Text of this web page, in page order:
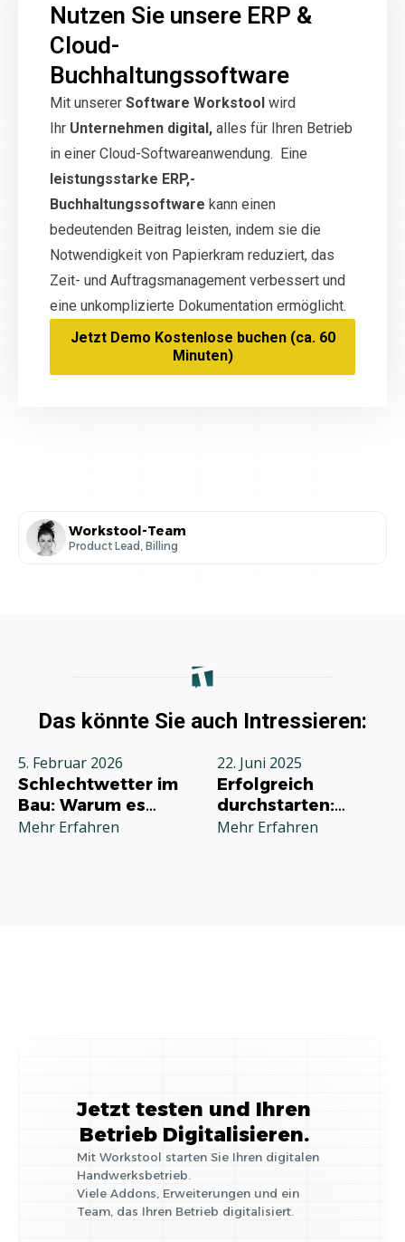
Nutzen Sie unsere ERP &
Cloud-
Buchhaltungssoftware
Mit unserer Software Workstool wird
Ihr Unternehmen digital, alles für Ihren Betrieb
in einer Cloud-Softwareanwendung. Eine
leistungsstarke ERP,-
Buchhaltungssoftware kann einen
bedeutenden Beitrag leisten, indem sie die
Notwendigkeit von Papierkram reduziert, das
Zeit- und Auftragsmanagement verbessert und
eine unkomplizierte Dokumentation ermöglicht.
Jetzt Demo Kostenlose buchen (ca. 60
Minuten)
Workstool-Team
Product Lead, Billing
Das könnte Sie auch Intressieren:
5. Februar 2026
Schlechtwetter im
Bau: Warum es
jeden Betrieb
Mehr Erfahren
22. Juni 2025
Erfolgreich
durchstarten:
Deine
Mehr Erfahren
Jetzt testen und Ihren
Betrieb Digitalisieren.
Mit Workstool starten Sie Ihren digitalen
Handwerksbetrieb.
Viele Addons, Erweiterungen und ein
Team, das Ihren Betrieb digitalisiert.